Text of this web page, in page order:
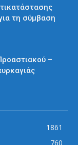
τη σύμβαση
–
1861
760